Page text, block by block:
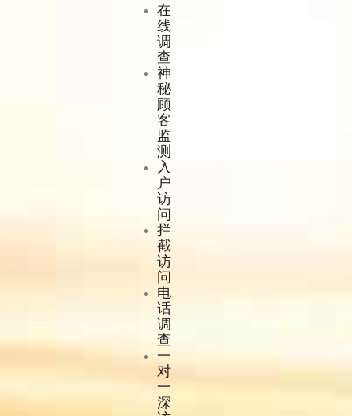
在
线
调
查
神
秘
顾
客
监
测
入
户
访
问
拦
截
访
问
电
话
调
查
一
对
一
深